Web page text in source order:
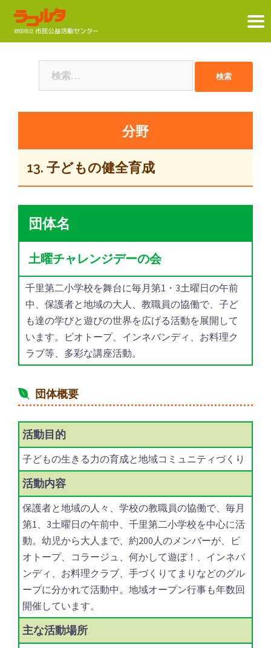
13. 子どもの健全育成
団体名
土曜チャレンジデーの会
千里第二小学校を舞台に毎月第1・3土曜日の午前
中、保護者と地域の大人、教職員の協働で、子ど
も達の学びと遊びの世界を広げる活動を展開して
います。ビオトープ、インネバンディ、お料理ク
ラブ等、多彩な講座活動。
団体概要
活動目的
子どもの生きる力の育成と地域コミュニティづくり
活動内容
保護者と地域の人々、学校の教職員の協働で、毎月
第1、3土曜日の午前中、千里第二小学校を中心に活
動。幼児から大人まで、約200人のメンバーが、ビ
オトープ、コラージュ、何かして遊ぼ！、インネバ
ンディ、お料理クラブ、手づくりてまりなどのグル
ープに分かれて活動中。地域オープン行事も年数回
開催しています。
主な活動場所